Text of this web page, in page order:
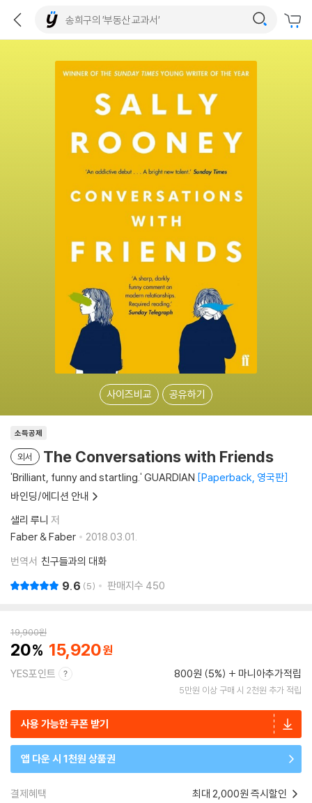
사이즈비교 공유하기
소득공제
외서 The Conversations with Friends
'Brilliant, funny and startling.' GUARDIAN Paperback, 영국판
바인딩/에디션 안내
샐리 루니 저
Faber & Faber
2018.03.01.
번역서 친구들과의 대화
9.6 5 판매지수 450
19,900원
20 15,920
YES포인트 800원 (5%) 마니아추가적립
5만원 이상 구매 시 2천원 추가 적립
사용 가능한 쿠폰 받기
앱 다운 시 1천원 상품권
결제혜택 최대 2,000원 즉시할인